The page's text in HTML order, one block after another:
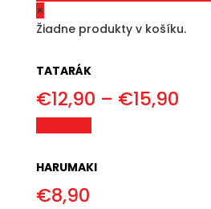
×
Žiadne produkty v košíku.
TATARÁK
€12,90 – €15,90Price
HARUMAKI
€8,90